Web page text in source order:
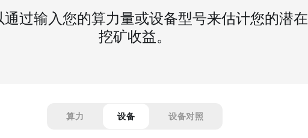
通过输入您的算力量或设备型号来估计您的潜在
挖矿收益。
算力 设备 设备对照